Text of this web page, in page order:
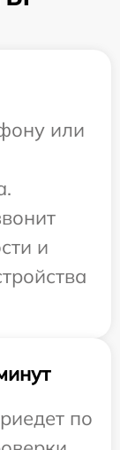
или
и
по